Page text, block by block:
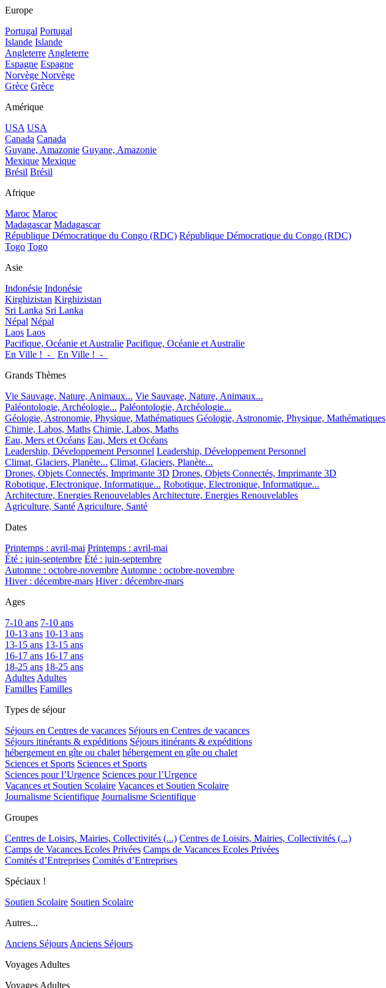
Europe
Portugal Portugal
Islande Islande
Angleterre Angleterre
Espagne Espagne
Norvège Norvège
Grèce Grèce
Amérique
USA USA
Canada Canada
Guyane, Amazonie Guyane, Amazonie
Mexique Mexique
Brésil Brésil
Afrique
Maroc Maroc
Madagascar Madagascar
République Démocratique du Congo (RDC) République Démocratique du Congo (RDC)
Togo Togo
Asie
Indonésie Indonésie
Kirghizistan Kirghizistan
Sri Lanka Sri Lanka
Népal Népal
Laos Laos
Pacifique, Océanie et Australie Pacifique, Océanie et Australie
En Ville !_-_
En Ville !_-_
Grands Thèmes
Vie Sauvage, Nature, Animaux... Vie Sauvage, Nature, Animaux...
Paléontologie, Archéologie... Paléontologie, Archéologie...
Géologie, Astronomie, Physique, Mathématiques Géologie, Astronomie, Physique, Mathématiques
Chimie, Labos, Maths Chimie, Labos, Maths
Eau, Mers et Océans Eau, Mers et Océans
Leadership, Développement Personnel Leadership, Développement Personnel
Climat, Glaciers, Planète... Climat, Glaciers, Planète...
Drones, Objets Connectés, Imprimante 3D Drones, Objets Connectés, Imprimante 3D
Robotique, Electronique, Informatique... Robotique, Electronique, Informatique...
Architecture, Energies Renouvelables Architecture, Energies Renouvelables
Agriculture, Santé Agriculture, Santé
Dates
Printemps : avril-mai Printemps : avril-mai
Été : juin-septembre Été : juin-septembre
Automne : octobre-novembre Automne : octobre-novembre
Hiver : décembre-mars Hiver : décembre-mars
Ages
7-10 ans 7-10 ans
10-13 ans 10-13 ans
13-15 ans 13-15 ans
16-17 ans 16-17 ans
18-25 ans 18-25 ans
Adultes Adultes
Familles Familles
Types de séjour
Séjours en Centres de vacances Séjours en Centres de vacances
Séjours itinérants & expéditions Séjours itinérants & expéditions
hébergement en gîte ou chalet hébergement en gîte ou chalet
Sciences et Sports Sciences et Sports
Sciences pour l’Urgence Sciences pour l’Urgence
Vacances et Soutien Scolaire Vacances et Soutien Scolaire
Journalisme Scientifique Journalisme Scientifique
Groupes
Centres de Loisirs, Mairies, Collectivités (...) Centres de Loisirs, Mairies, Collectivités (...)
Camps de Vacances Ecoles Privées Camps de Vacances Ecoles Privées
Comités d’Entreprises Comités d’Entreprises
Spéciaux !
Soutien Scolaire Soutien Scolaire
Autres...
Anciens Séjours Anciens Séjours
Voyages Adultes
Voyages Adultes